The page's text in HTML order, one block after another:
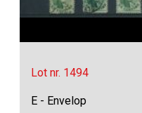
Lot nr. 1494
E - Envelop